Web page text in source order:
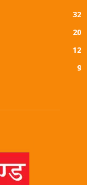
32
20
12
9